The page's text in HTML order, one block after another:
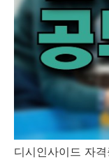
디시인사이드 자